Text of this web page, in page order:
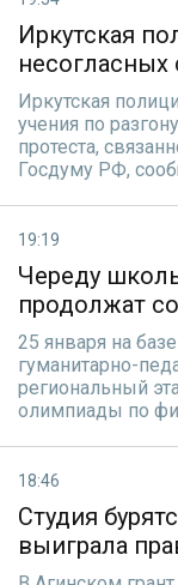
Иркутская
Иркутская
учения по
протеста,
Госдуму РФ,
19:19
Череду
продолжат
25 января на
гуманитарно-
региональный
олимпиады по
18:46
Студия
выиграла